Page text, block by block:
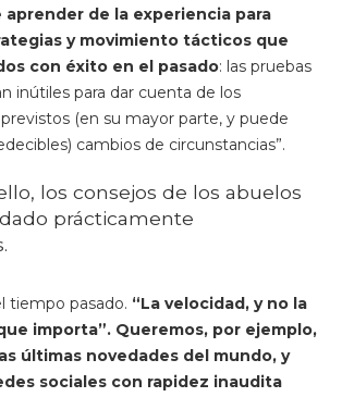
aprender de la experiencia para
y movimiento tácticos que
con éxito en el pasado: las pruebas
inútiles para dar cuenta de los
(en su mayor parte, y puede
cambios de circunstancias”.
los consejos de los abuelos
prácticamente
tiempo pasado. “La velocidad, y no la
importa”. Queremos, por ejemplo,
últimas novedades del mundo, y
sociales con rapidez inaudita